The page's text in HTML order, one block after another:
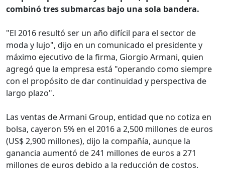
combinó tres submarcas bajo una sola bandera.
"El 2016 resultó ser un año difícil para el sector de
moda y lujo", dijo en un comunicado el presidente y
máximo ejecutivo de la firma, Giorgio Armani, quien
agregó que la empresa está "operando como siempre
con el propósito de dar continuidad y perspectiva de
largo plazo".
Las ventas de Armani Group, entidad que no cotiza en
bolsa, cayeron 5% en el 2016 a 2,500 millones de euros
(US$ 2,900 millones), dijo la compañía, aunque la
ganancia aumentó de 241 millones de euros a 271
millones de euros debido a la reducción de costos.